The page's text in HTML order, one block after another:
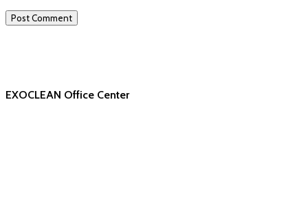
EXOCLEAN Office Center